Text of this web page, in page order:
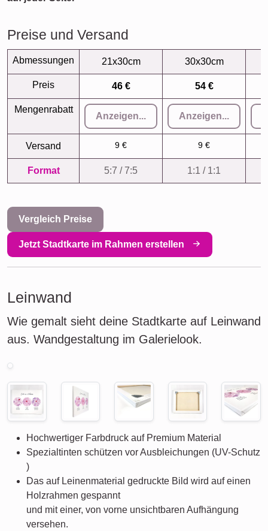
Preise und Versand
Abmessungen 21x30cm 30x30cm
Preis 46 € 54 €
Mengenrabatt
Anzeigen... Anzeigen...
Versand 9 € 9 €
Format 5:7 / 7:5 1:1 / 1:1
Vergleich Preise
Jetzt Stadtkarte im Rahmen erstellen
Leinwand
Wie gemalt sieht deine Stadtkarte auf Leinwand
aus. Wandgestaltung im Galerielook.
Hochwertiger Farbdruck auf Premium Material
Spezialtinten schützen vor Ausbleichungen (UV-Schutz
)
Das auf Leinenmaterial gedruckte Bild wird auf einen
Holzrahmen gespannt
und mit einer, von vorne unsichtbaren Aufhängung
versehen.